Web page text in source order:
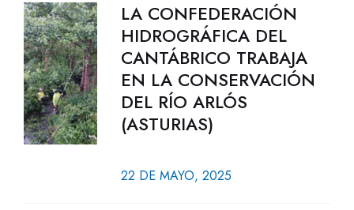
LA CONFEDERACIÓN
HIDROGRÁFICA DEL
CANTÁBRICO TRABAJA
EN LA CONSERVACIÓN
DEL RÍO ARLÓS
(ASTURIAS)
22 DE MAYO, 2025